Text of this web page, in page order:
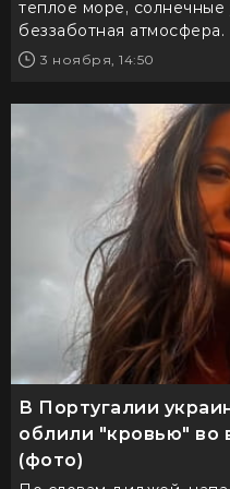
теплое море,
беззаботная атмосфера.
3 ноября, 14:50
В Португалии
облили "кровью" во
(фото)